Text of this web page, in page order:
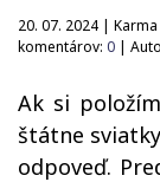
20. 07. 2024 | Karma
komentárov: 0 |
Ak si
štátne
odpoveď.